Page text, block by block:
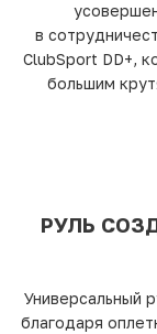
в
ClubSport DD+,
большим
РУЛЬ
Универсальный
благодаря